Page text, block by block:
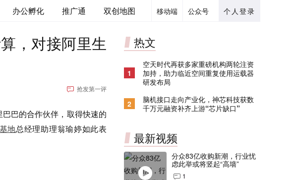
个人登录
公众号
移动端
办公孵化 推广通 双创地图
，对接阿里生
抢发第一评
巴的合作伙伴，取得快速的
地总经理助理翁瑜婷如此表
热文
1
空天时代再获多家重磅机构两轮注资
加持，助力临近空间重复使用运载器
研发布局
2
脑机接口走向产业化，神芯科技获数
千万元融资补齐上游“芯片缺口”
最新视频
分众83亿收购新潮，行业忧
虑此举或将竖起“高墙”
1